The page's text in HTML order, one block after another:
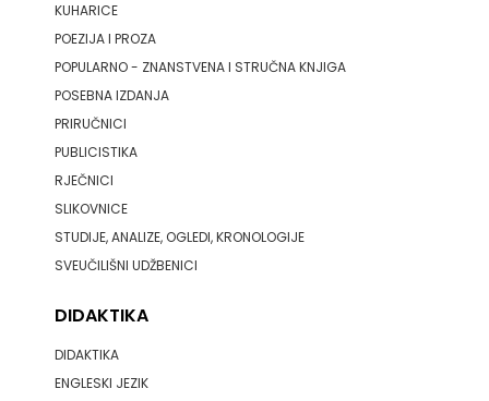
KUHARICE
POEZIJA I PROZA
POPULARNO - ZNANSTVENA I STRUČNA KNJIGA
POSEBNA IZDANJA
PRIRUČNICI
PUBLICISTIKA
RJEČNICI
SLIKOVNICE
STUDIJE, ANALIZE, OGLEDI, KRONOLOGIJE
SVEUČILIŠNI UDŽBENICI
DIDAKTIKA
DIDAKTIKA
ENGLESKI JEZIK